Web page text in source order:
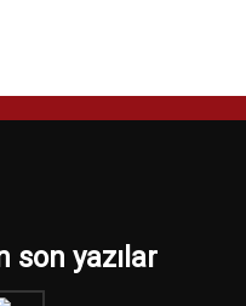
son yazılar